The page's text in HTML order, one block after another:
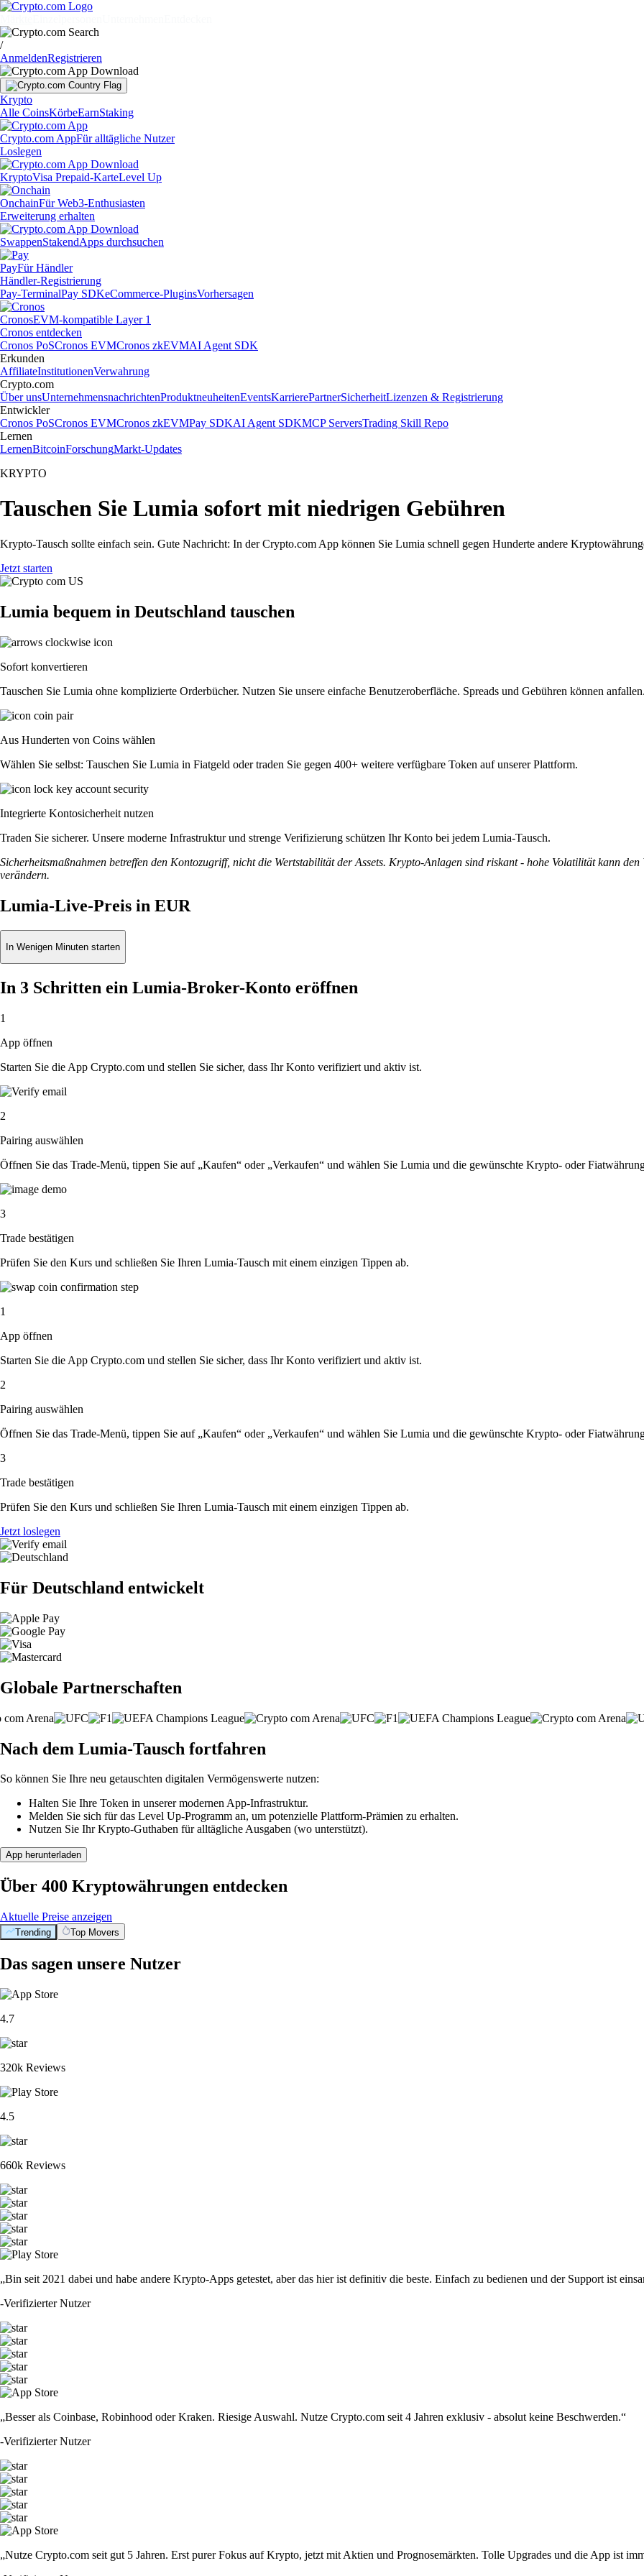
/
AnmeldenRegistrieren
Krypto
Alle CoinsKörbeEarnStaking
Crypto.com AppFür alltägliche Nutzer
Loslegen
KryptoVisa Prepaid-KarteLevel Up
OnchainFür Web3-Enthusiasten
Erweiterung erhalten
SwappenStakendApps durchsuchen
PayFür Händler
Händler-Registrierung
Pay-TerminalPay SDKeCommerce-PluginsVorhersagen
CronosEVM-kompatible Layer 1
Cronos entdecken
Cronos PoSCronos EVMCronos zkEVMAI Agent SDK
Erkunden
AffiliateInstitutionenVerwahrung
Crypto.com
Über unsUnternehmensnachrichtenProduktneuheitenEventsKarrierePartnerSicherheitLizenzen & Registrierung
Entwickler
Cronos PoSCronos EVMCronos zkEVMPay SDKAI Agent SDKMCP ServersTrading Skill Repo
Lernen
LernenBitcoinForschungMarkt-Updates
KRYPTO
Tauschen Sie Lumia sofort mit niedrigen Gebühren
Krypto-Tausch sollte einfach sein. Gute Nachricht: In der Crypto.com App können Sie Lumia schnell gegen Hunderte andere
Jetzt starten
Lumia bequem in Deutschland tauschen
Sofort konvertieren
Tauschen Sie Lumia ohne komplizierte Orderbücher. Nutzen Sie unsere einfache Benutzeroberfläche. Spreads und Gebühren können
Aus Hunderten von Coins wählen
Wählen Sie selbst: Tauschen Sie Lumia in Fiatgeld oder traden Sie gegen 400+ weitere verfügbare Token auf unserer Plattform.
Integrierte Kontosicherheit nutzen
Traden Sie sicherer. Unsere moderne Infrastruktur und strenge Verifizierung schützen Ihr Konto bei jedem Lumia-Tausch.
Sicherheitsmaßnahmen betreffen den Kontozugriff, nicht die Wertstabilität der Assets. Krypto-Anlagen sind riskant - hohe Volatilität kann den
verändern.
Lumia-Live-Preis in EUR
In Wenigen Minuten starten
In 3 Schritten ein Lumia-Broker-Konto eröffnen
1
App öffnen
Starten Sie die App Crypto.com und stellen Sie sicher, dass Ihr Konto verifiziert und aktiv ist.
2
Pairing auswählen
Öffnen Sie das Trade-Menü, tippen Sie auf „Kaufen“ oder „Verkaufen“ und wählen Sie Lumia und die gewünschte Krypto- oder
3
Trade bestätigen
Prüfen Sie den Kurs und schließen Sie Ihren Lumia-Tausch mit einem einzigen Tippen ab.
1
App öffnen
Starten Sie die App Crypto.com und stellen Sie sicher, dass Ihr Konto verifiziert und aktiv ist.
2
Pairing auswählen
Öffnen Sie das Trade-Menü, tippen Sie auf „Kaufen“ oder „Verkaufen“ und wählen Sie Lumia und die gewünschte Krypto- oder
3
Trade bestätigen
Prüfen Sie den Kurs und schließen Sie Ihren Lumia-Tausch mit einem einzigen Tippen ab.
Jetzt loslegen
Für Deutschland entwickelt
Globale Partnerschaften
Nach dem Lumia-Tausch fortfahren
So können Sie Ihre neu getauschten digitalen Vermögenswerte nutzen:
Halten Sie Ihre Token in unserer modernen App-Infrastruktur.
Melden Sie sich für das Level Up-Programm an, um potenzielle Plattform-Prämien zu erhalten.
Nutzen Sie Ihr Krypto-Guthaben für alltägliche Ausgaben (wo unterstützt).
App herunterladen
Über 400 Kryptowährungen entdecken
Aktuelle Preise anzeigen
Trending Top Movers
Das sagen unsere Nutzer
4.7
320k Reviews
4.5
660k Reviews
„Bin seit 2021 dabei und habe andere Krypto-Apps getestet, aber das hier ist definitiv die beste. Einfach zu bedienen und der Support ist
-Verifizierter Nutzer
„Besser als Coinbase, Robinhood oder Kraken. Riesige Auswahl. Nutze Crypto.com seit 4 Jahren exklusiv - absolut keine Beschwerden.“
-Verifizierter Nutzer
„Nutze Crypto.com seit gut 5 Jahren. Erst purer Fokus auf Krypto, jetzt mit Aktien und Prognosemärkten. Tolle Upgrades und die App ist